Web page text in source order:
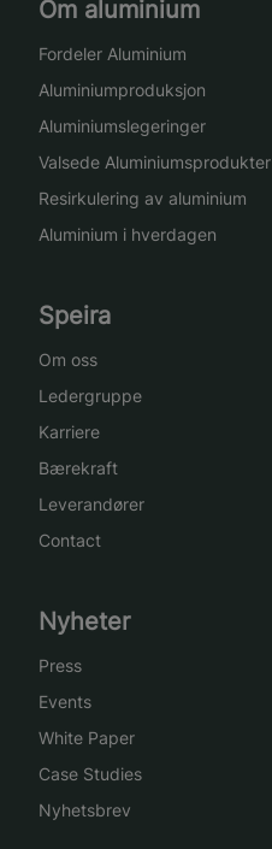
Om aluminium
Fordeler Aluminium
Aluminiumproduksjon
Aluminiumslegeringer
Valsede Aluminiumsprodukter
Resirkulering av aluminium
Aluminium i hverdagen
Speira
Om oss
Ledergruppe
Karriere
Bærekraft
Leverandører
Contact
Nyheter
Press
Events
White Paper
Case Studies
Nyhetsbrev